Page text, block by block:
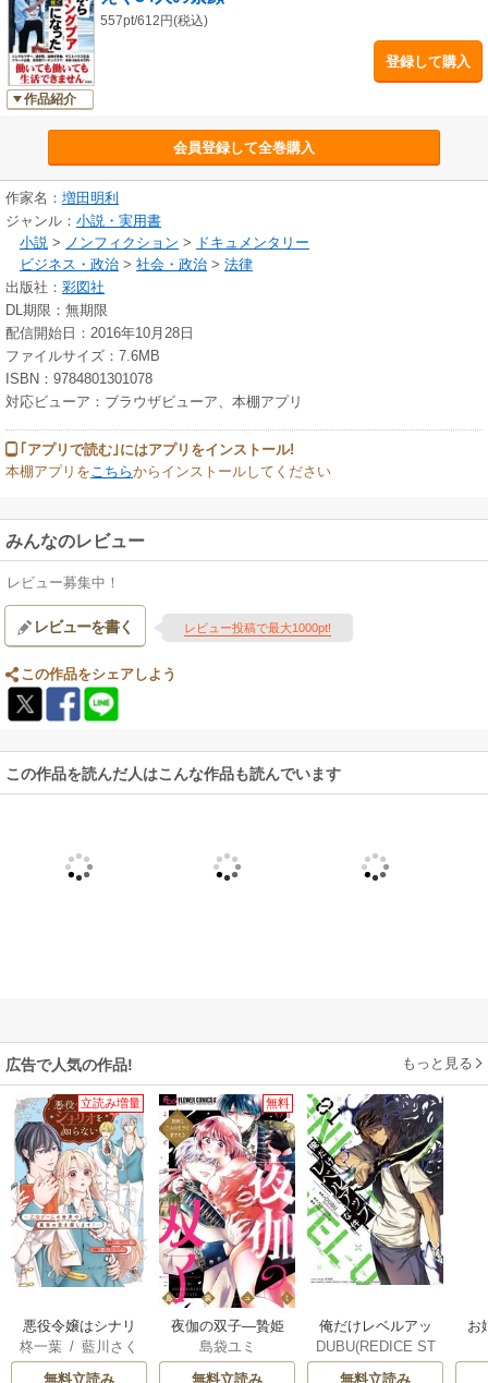
作品紹介
557pt/612円(税込)
登録して購入
会員登録して全巻購入
作家名： 増田明利
ジャンル： 小説・実用書
小説 > ノンフィクション > ドキュメンタリー
ビジネス・政治 > 社会・政治 > 法律
出版社： 彩図社
DL期限：無期限
配信開始日：2016年10月28日
ファイルサイズ：7.6MB
ISBN：9784801301078
対応ビューア：ブラウザビューア、本棚アプリ
｢アプリで読む｣にはアプリをインストール!
本棚アプリをこちらからインストールしてください
みんなのレビュー
レビュー募集中！
レビューを書く レビュー投稿で最大1000pt!
この作品をシェアしよう
この作品を読んだ人はこんな作品も読んでいます
広告で人気の作品! もっと見る
立読み増量
悪役令嬢はシナリ
オを知らない ～乙
女ゲームの世界で
柊一葉 /藍川さく
ら
無料立読み
無料
夜伽の双子―贄姫
は二人の王子に愛
される―
島袋ユミ
無料立読み
俺だけレベルアッ
プな件
DUBU(REDICE ST
/ Chugong
無料立読み
お